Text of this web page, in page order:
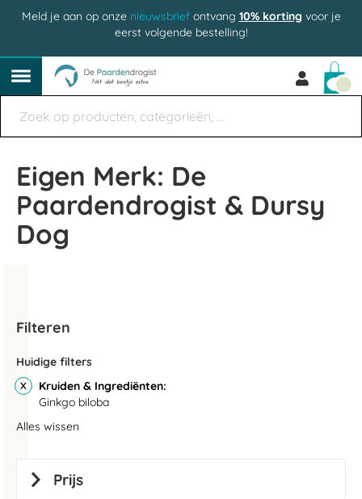
Meld je aan op onze nieuwsbriefontvang 10% korting voor je
eerst volgende bestelling!
Eigen Merk: De
Paardendrogist & Dursy
Dog
Filteren
Huidige filters
Kruiden & Ingrediënten
Ginkgo biloba
Alles wissen
Prijs